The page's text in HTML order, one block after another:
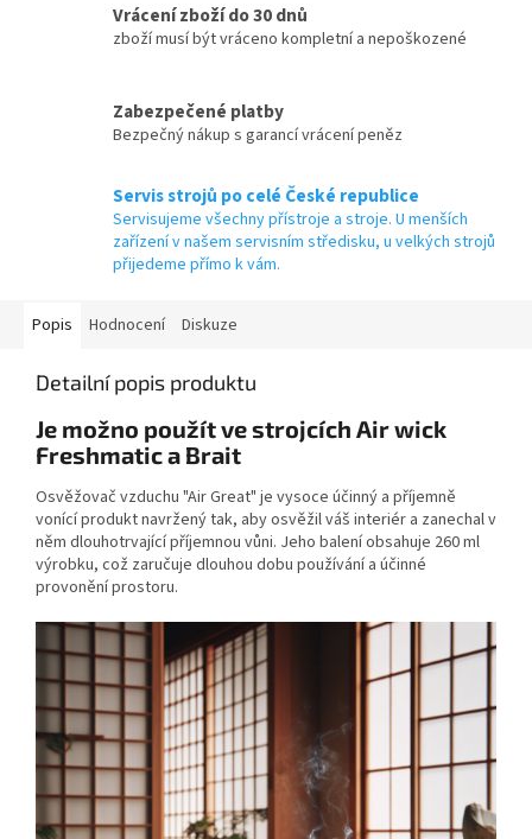
Vrácení zboží do 30 dnů
zboží musí být vráceno kompletní a nepoškozené
Zabezpečené platby
Bezpečný nákup s garancí vrácení peněz
Servis strojů po celé České republice
Servisujeme všechny přístroje a stroje. U menších
zařízení v našem servisním středisku, u velkých strojů
přijedeme přímo k vám.
Popis Hodnocení Diskuze
Detailní popis produktu
Je možno použít ve strojcích Air wick
Freshmatic a Brait
Osvěžovač vzduchu "Air Great" je vysoce účinný a příjemně
vonící produkt navržený tak, aby osvěžil váš interiér a zanechal v
něm dlouhotrvající příjemnou vůni. Jeho balení obsahuje 260 ml
výrobku, což zaručuje dlouhou dobu používání a účinné
provonění prostoru.